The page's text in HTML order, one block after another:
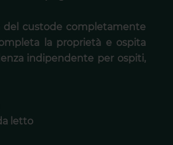
del custode completamente
la proprietà e ospita
indipendente per ospiti,
letto